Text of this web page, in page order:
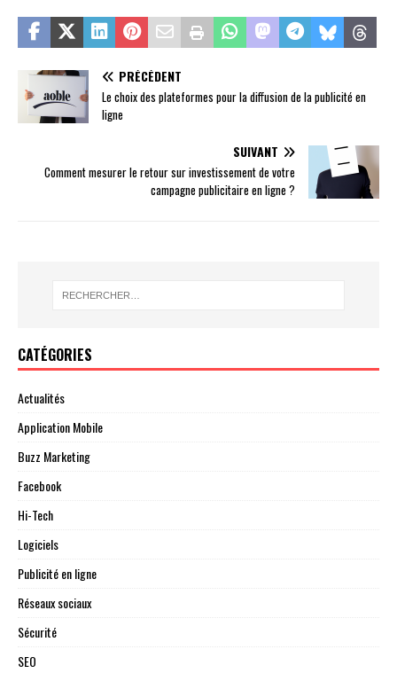
PRÉCÉDENT
Le choix des plateformes pour la diffusion de la publicité en
ligne
SUIVANT
Comment mesurer le retour sur investissement de votre
campagne publicitaire en ligne ?
CATÉGORIES
Actualités
Application Mobile
Buzz Marketing
Facebook
Hi-Tech
Logiciels
Publicité en ligne
Réseaux sociaux
Sécurité
SEO